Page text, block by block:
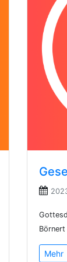
Börnert
Mehr